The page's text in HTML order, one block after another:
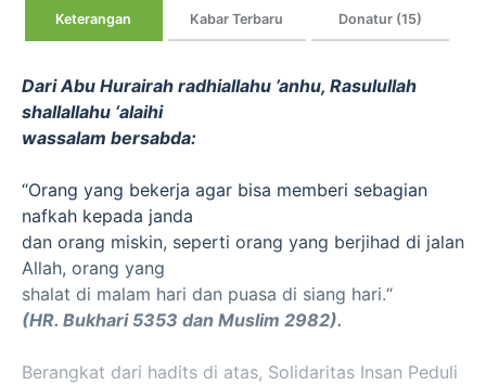
Keterangan Kabar Terbaru Donatur (15)
Dari Abu Hurairah radhiallahu ’anhu, Rasulullah
shallallahu ‘alaihi
wassalam bersabda:
“Orang yang bekerja agar bisa memberi sebagian
nafkah kepada janda
dan orang miskin, seperti orang yang berjihad di jalan
Allah, orang yang
shalat di malam hari dan puasa di siang hari.“
(HR. Bukhari 5353 dan Muslim 2982).
Berangkat dari hadits di atas, Solidaritas Insan Peduli